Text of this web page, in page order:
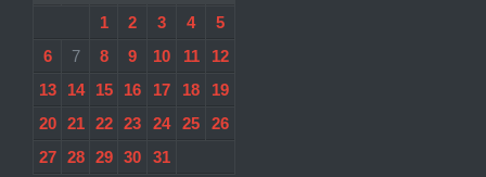
1
2 3 4
5
6
7 8 9 10 11
12
13
14 15 16 17 18
19
20
21 22 23 24 25
26
27
28 29 30
31